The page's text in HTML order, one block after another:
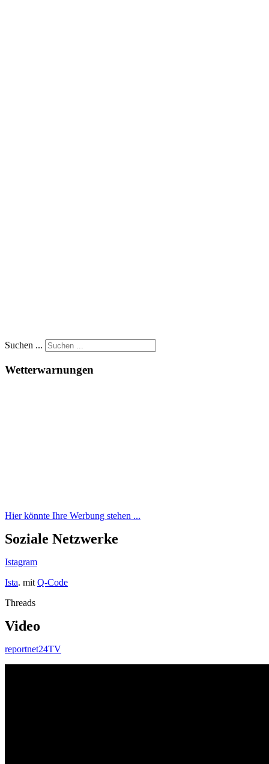
Suchen ...
Wetterwarnungen
Hier könnte Ihre Werbung stehen ...
Soziale Netzwerke
Istagram
Ista. mit Q-Code
Threads
Video
reportnet24TV